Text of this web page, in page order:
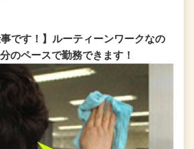
事です！】ルーティーンワークなの
のペースで勤務できます！